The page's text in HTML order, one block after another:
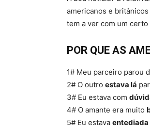
americanos e
tem a ver com um
POR QUE AS
1# Meu parceiro parou
2# O outro estava lá
3# Eu estava com
4# O amante era muito
5# Eu estava entediada